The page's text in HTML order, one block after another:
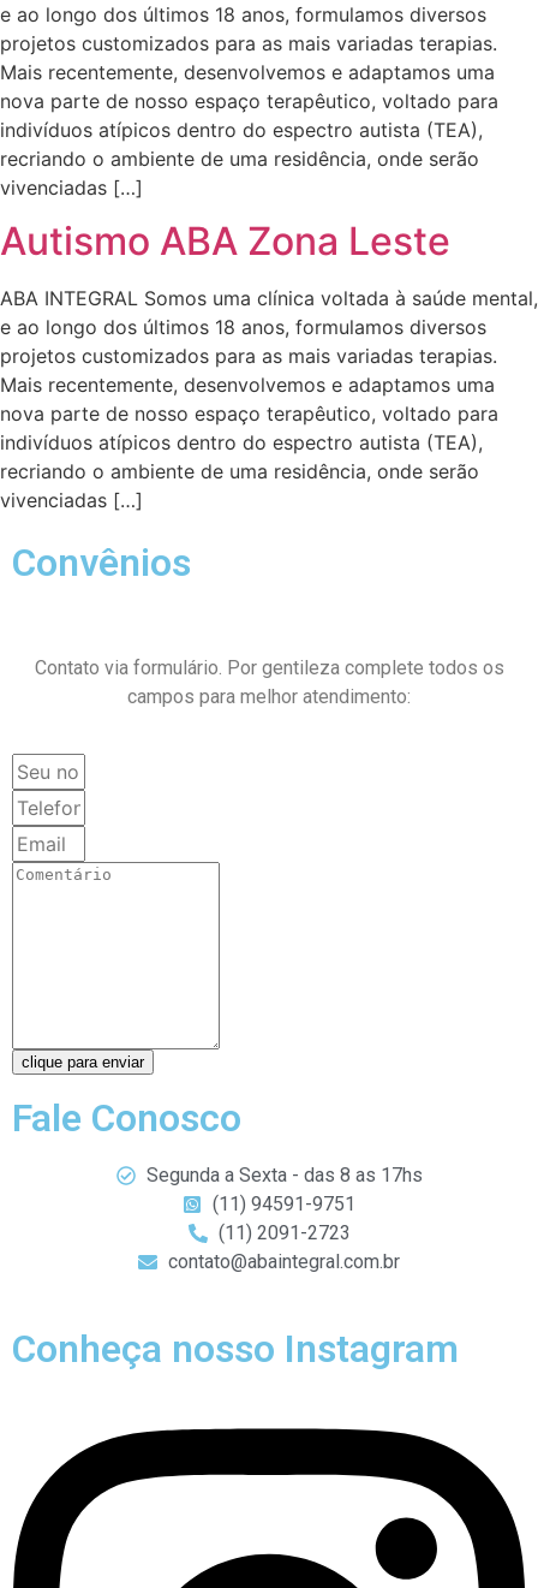
e ao longo dos últimos 18 anos, formulamos diversos
projetos customizados para as mais variadas terapias.
Mais recentemente, desenvolvemos e adaptamos uma
nova parte de nosso espaço terapêutico, voltado para
indivíduos atípicos dentro do espectro autista (TEA),
recriando o ambiente de uma residência, onde serão
vivenciadas […]
Autismo ABA Zona Leste
ABA INTEGRAL Somos uma clínica voltada à saúde mental,
e ao longo dos últimos 18 anos, formulamos diversos
projetos customizados para as mais variadas terapias.
Mais recentemente, desenvolvemos e adaptamos uma
nova parte de nosso espaço terapêutico, voltado para
indivíduos atípicos dentro do espectro autista (TEA),
recriando o ambiente de uma residência, onde serão
vivenciadas […]
Convênios
Contato via formulário. Por gentileza complete todos os
campos para melhor atendimento:
clique para enviar
Fale Conosco
Segunda a Sexta - das 8 as 17hs
(11) 94591-9751
(11) 2091-2723
contato@abaintegral.com.br
Conheça nosso Instagram